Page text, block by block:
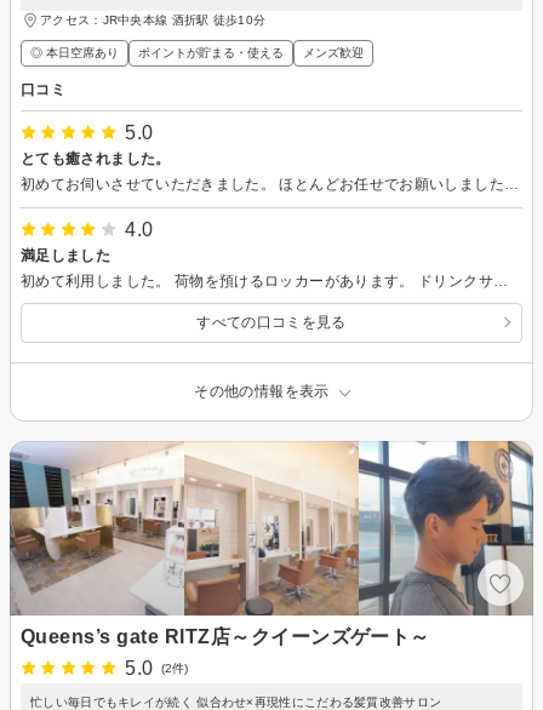
アクセス：JR中央本線 酒折駅 徒歩10分
◎ 本日空席あり ポイントが貯まる・使える メンズ歓迎
口コミ
5.0
とても癒されました。
4.0
満足しました
初めて利用しました。 荷物を預けるロッカーがあります。 ドリンクサービスありました。 できればもう少し、カウンセリングの時に出来上がりのイメージを雑誌などで提案していただければよかったかな？と思いましたが、仕上がりは満足してます。 ありがとうございました
すべての口コミを見る
その他の情報を表示
Queens’s gate RITZ店～クイーンズゲート～
5.0
(2件)
忙しい毎日でもキレイが続く 似合わせ×再現性にこだわる髪質改善サロン